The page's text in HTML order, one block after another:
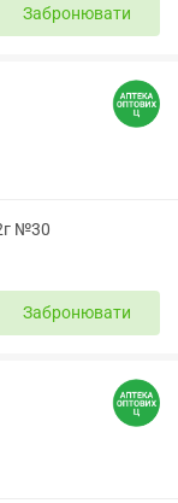
Забронювати
№30
Забронювати